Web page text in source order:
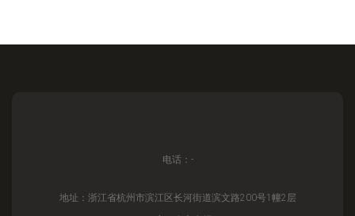
电话：-
地址：浙江省杭州市滨江区长河街道滨文路200号1幢2层